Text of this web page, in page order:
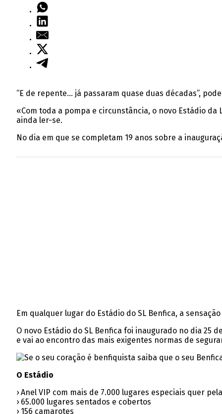
“E de repente… já passaram quase duas décadas”,
«Com toda a pompa e circunstância, o novo Estádio
ainda ler-se.
No dia em que se completam 19 anos sobre a
Em qualquer lugar do Estádio do SL Benfica, a
O novo Estádio do SL Benfica foi inaugurado no dia 25
e vai ao encontro das mais exigentes normas de
O Estádio
› Anel VIP com mais de 7.000 lugares especiais quer
› 65.000 lugares sentados e cobertos
› 156 camarotes